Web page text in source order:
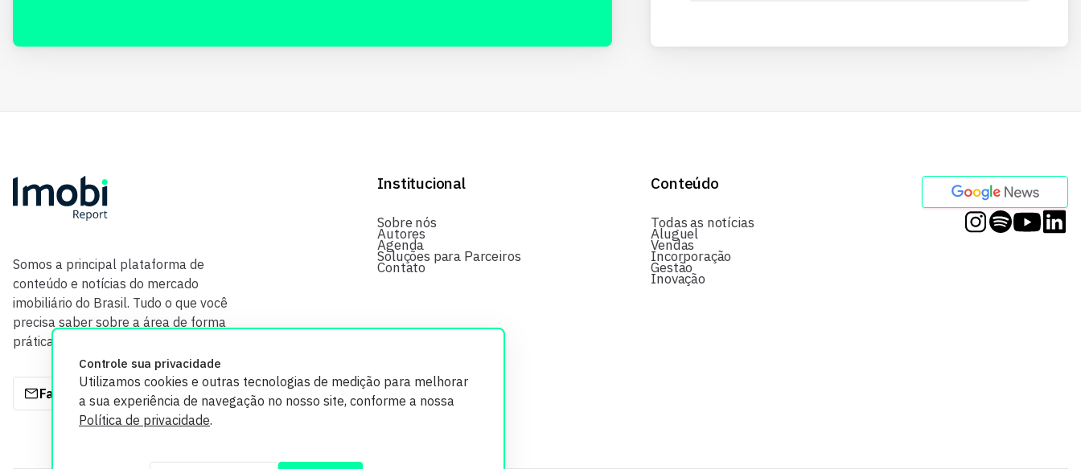
Controle sua privacidade
Utilizamos cookies e outras tecnologias de medição para melhorar
a sua experiência de navegação no nosso site, conforme a nossa
Política de privacidade.
Somos a principal plataforma de
conteúdo e notícias do mercado
imobiliário do Brasil. Tudo o que você
precisa saber sobre a área de forma
prática e com credibilidade.
Fale com a gente
Institucional
Sobre nós
Autores
Agenda
Soluções para Parceiros
Contato
Conteúdo
Todas as notícias
Aluguel
Vendas
Incorporação
Gestão
Inovação